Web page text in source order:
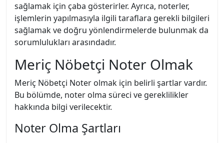
sağlamak için çaba gösterirler. Ayrıca, noterler,
işlemlerin yapılmasıyla ilgili taraflara gerekli bilgileri
sağlamak ve doğru yönlendirmelerde bulunmak da
sorumlulukları arasındadır.
Meriç Nöbetçi Noter Olmak
Meriç Nöbetçi Noter olmak için belirli şartlar vardır.
Bu bölümde, noter olma süreci ve gereklilikler
hakkında bilgi verilecektir.
Noter Olma Şartları